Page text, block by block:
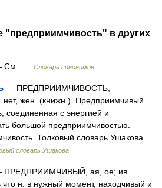
"предприимчивость" в других
См … Словарь синонимов
— ПРЕДПРИИМЧИВОСТЬ,
нет, жен. (книжн.). Предприимчивый
соединенная с энергией и
большой предприимчивостью.
Толковый словарь Ушакова.
словарь Ушакова
ПРЕДПРИИМЧИВЫЙ, ая, ое; ив.
н. в нужный момент, находчивый и